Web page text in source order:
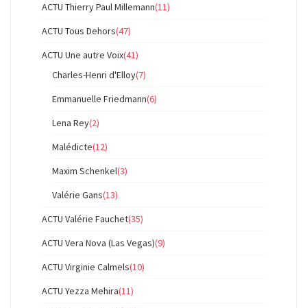
ACTU Thierry Paul Millemann(11)
ACTU Tous Dehors(47)
ACTU Une autre Voix(41)
Charles-Henri d'Elloy(7)
Emmanuelle Friedmann(6)
Lena Rey(2)
Malédicte(12)
Maxim Schenkel(3)
Valérie Gans(13)
ACTU Valérie Fauchet(35)
ACTU Vera Nova (Las Vegas)(9)
ACTU Virginie Calmels(10)
ACTU Yezza Mehira(11)